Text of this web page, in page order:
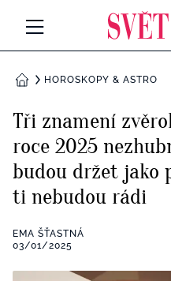
Všechny kategorie
Rozhovory
RETROHUBKY
PSYCHOLOGIE
Seberozvoj
ZDRAVÍ
ZÁBAVA
DOMŮHOROSKOPY & ASTRO
Tři znamení
roce 2025
budou držet jako
ti nebudou rádi
EMA ŠŤASTNÁ
03/01/2025